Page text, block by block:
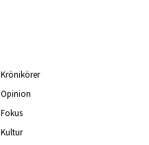
Krönikörer
Opinion
Fokus
Kultur